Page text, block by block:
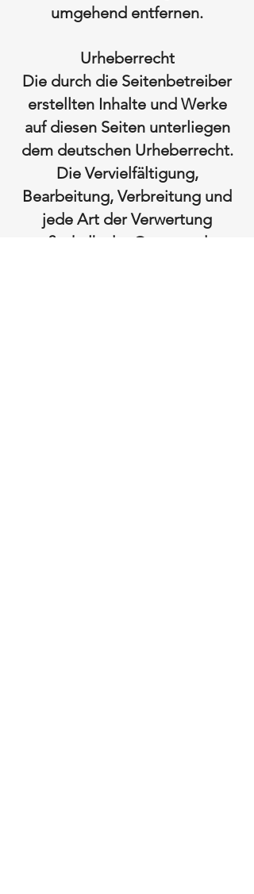
umgehend entfernen.
Urheberrecht
Die durch die Seitenbetreiber
erstellten Inhalte und Werke
auf diesen Seiten unterliegen
dem deutschen Urheberrecht.
Die Vervielfältigung,
Bearbeitung, Verbreitung und
jede Art der Verwertung
außerhalb der Grenzen des